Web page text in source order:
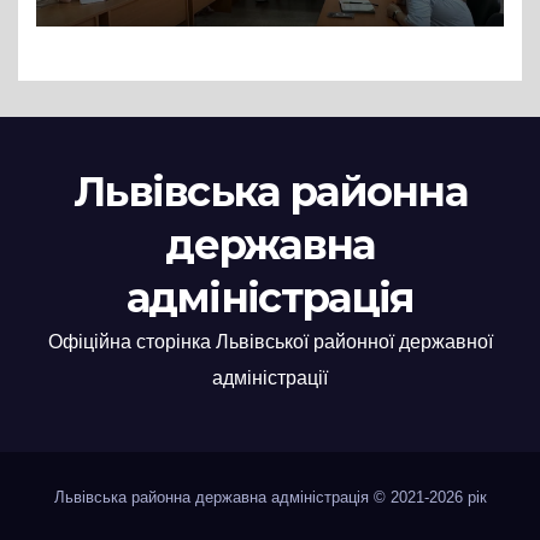
Львівська районна
державна
адміністрація
Офіційна сторінка Львівської районної державної
адміністрації
Львівська районна державна адміністрація © 2021-2026 рік